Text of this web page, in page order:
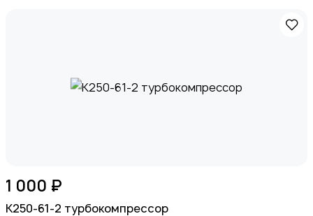
1 000 ₽
К250-61-2 турбокомпрессор